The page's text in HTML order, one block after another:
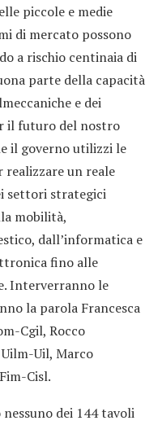
piccole e medie
di mercato possono
a rischio centinaia di
parte della capacità
e dei
il futuro del nostro
il governo utilizzi le
realizzare un reale
settori strategici
mobilità,
dall’informatica e
fino alle
Interverranno le
la parola Francesca
Cgil, Rocco
Uil, Marco
Cisl.
dei 144 tavoli